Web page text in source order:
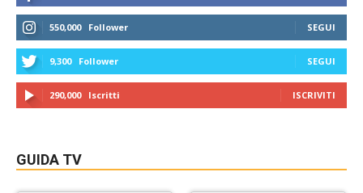
550,000 Follower SEGUI
9,300 Follower SEGUI
290,000 Iscritti ISCRIVITI
GUIDA TV